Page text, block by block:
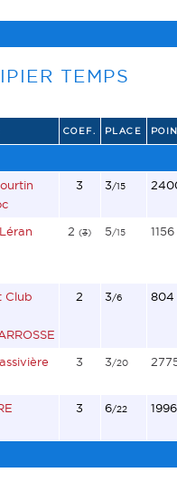
TEMPS
COEF. PLACE
3 3/15
2(3) 5/15 1156
Club
2 3/6 804
3 3/20
3 6/22 1996